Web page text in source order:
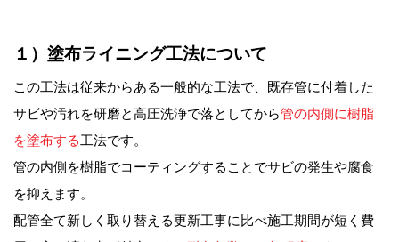
１）塗布ライニング工法について
この工法は従来からある一般的な工法で、既存管に付着した
サビや汚れを研磨と高圧洗浄で落としてから管の内側に樹脂
を塗布する工法です。
管の内側を樹脂でコーティングすることでサビの発生や腐食
を抑えます。
配管全て新しく取り替える更新工事に比べ施工期間が短く費